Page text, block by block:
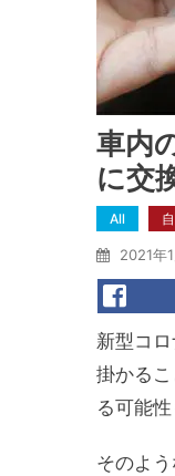
車内
に交
All
2021年
新型コ
掛かる
る可能
そのよ